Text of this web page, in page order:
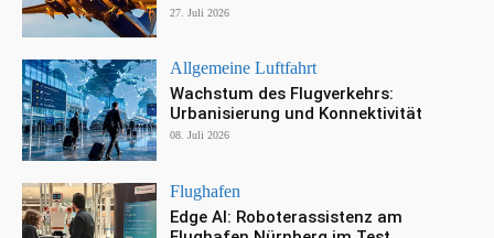
27. Juli 2026
Allgemeine Luftfahrt
Wachstum des Flugverkehrs:
Urbanisierung und Konnektivität
08. Juli 2026
Flughafen
Edge AI: Roboterassistenz am